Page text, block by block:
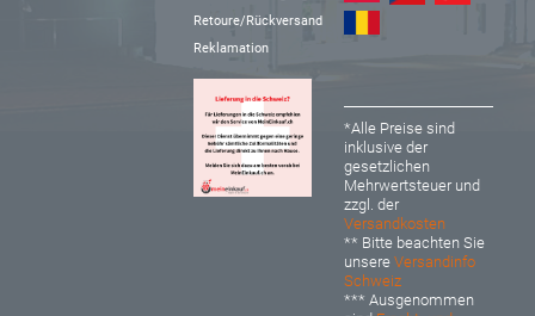
Retoure/Rückversand
Reklamation
*Alle Preise sind
inklusive der
gesetzlichen
Mehrwertsteuer und
zzgl. der
Versandkosten
** Bitte beachten Sie
unsereVersandinfo
Schweiz
*** Ausgenommen